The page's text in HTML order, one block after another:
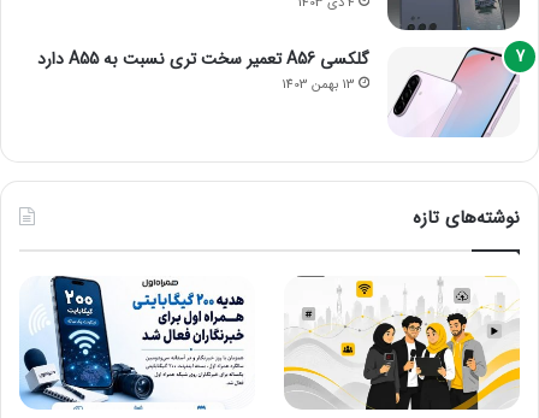
گلکسی A56 تعمیر سخت تری نسبت به A55 دارد
13 بهمن 1403
نوشته‌های تازه